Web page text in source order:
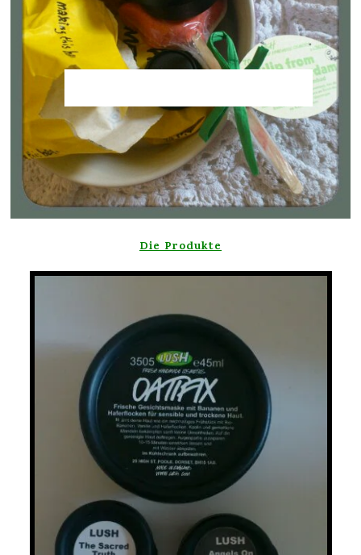
Die Produkte